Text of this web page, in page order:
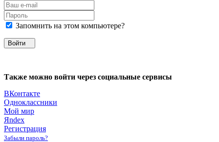
Запомнить на этом компьютере?
Войти
Также можно войти через социальные сервисы
ВКонтакте
Одноклассники
Мой мир
Яndex
Регистрация
Забыли пароль?